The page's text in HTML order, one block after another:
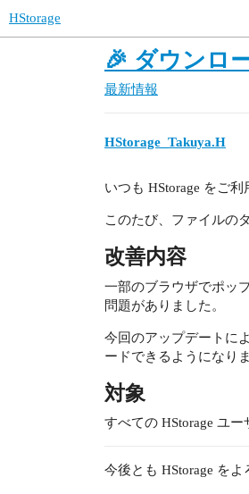
HStorage
🎉 ダウンロ
最新情報
HStorage_Takuya.H
いつも HStorage をご
このたび、ファイルの
改善内容
一部のブラウザでポッ
問題がありました。
今回のアップデートに
ードできるようになり
対象
すべての HStorage ユー
今後とも HStorage をよ